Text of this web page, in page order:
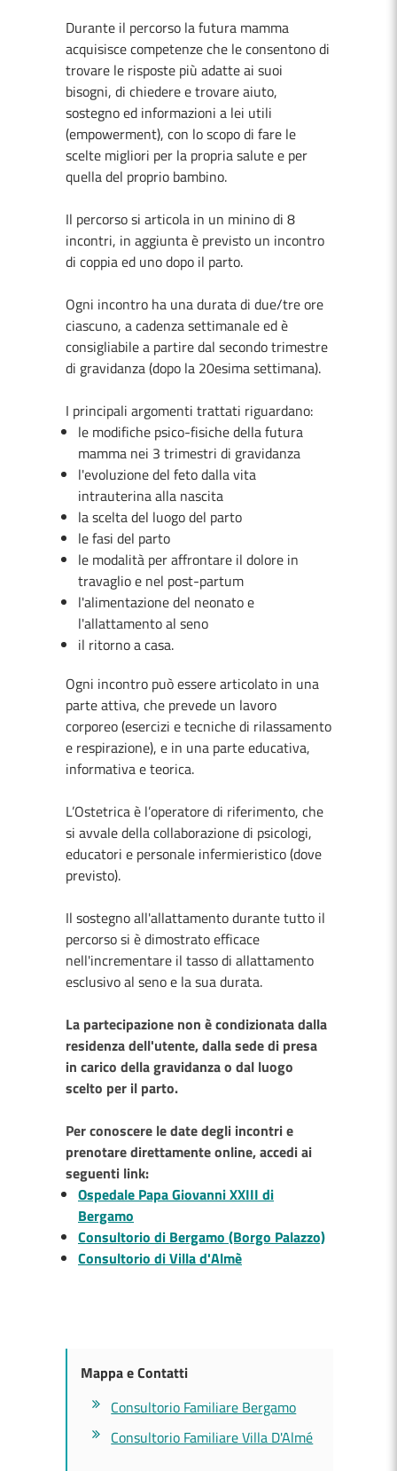
Durante il percorso la futura mamma
acquisisce competenze che le consentono di
trovare le risposte più adatte ai suoi
bisogni, di chiedere e trovare aiuto,
sostegno ed informazioni a lei utili
(empowerment), con lo scopo di fare le
scelte migliori per la propria salute e per
quella del proprio bambino.
Il percorso si articola in un minino di 8
incontri, in aggiunta è previsto un incontro
di coppia ed uno dopo il parto.
Ogni incontro ha una durata di due/tre ore
ciascuno, a cadenza settimanale ed è
consigliabile a partire dal secondo trimestre
di gravidanza (dopo la 20esima settimana).
I principali argomenti trattati riguardano:
le modifiche psico-fisiche della futura
mamma nei 3 trimestri di gravidanza
l'evoluzione del feto dalla vita
intrauterina alla nascita
la scelta del luogo del parto
le fasi del parto
le modalità per affrontare il dolore in
travaglio e nel post-partum
l'alimentazione del neonato e
l'allattamento al seno
il ritorno a casa.
Ogni incontro può essere articolato in una
parte attiva, che prevede un lavoro
corporeo (esercizi e tecniche di rilassamento
e respirazione), e in una parte educativa,
informativa e teorica.
L’Ostetrica è l’operatore di riferimento, che
si avvale della collaborazione di psicologi,
educatori e personale infermieristico (dove
previsto).
Il sostegno all'allattamento durante tutto il
percorso si è dimostrato efficace
nell'incrementare il tasso di allattamento
esclusivo al seno e la sua durata.
La partecipazione non è condizionata dalla
residenza dell'utente, dalla sede di presa
in carico della gravidanza o dal luogo
scelto per il parto.
Per conoscere le date degli incontri e
prenotare direttamente online, accedi ai
seguenti link:
Ospedale Papa Giovanni XXIII di
Bergamo
Consultorio di Bergamo (Borgo Palazzo)
Consultorio di Villa d'Almè
Mappa e Contatti
Consultorio Familiare Bergamo
Consultorio Familiare Villa D'Almé